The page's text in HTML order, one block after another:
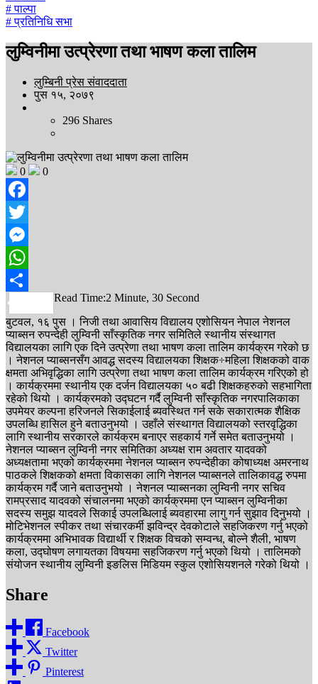
# पाल्पा
# प्रतिनिधि सभा
लुम्विनीमा उत्प्रेरणा तथा भाषण कला तालिम
लुम्बिनी प्रेस संवाददाता
पुस १५, २०७९
296 Shares
0 0
Facebook
Twitter
Messenger
WhatsApp
Share
Read Time:2 Minute, 30 Second
बुटवल, १६ पुस । निजी तथा आवासिय विद्यालय एशोसियन नेपाल नेशनल
प्याब्सन रुपन्देही लुम्विनी साँस्कृतिक नगर समितिले स्थानीय संस्थागत
विद्यालयका लागि एक दिने उत्प्रेणा तथा भाषण कला तालिम कार्यक्रम गरेको छ
। नेशनल प्याब्सनसँग आवद्ध सदस्य विद्यालयका शिक्षक÷महिला शिक्षकको वाक
क्षमता अभिवृद्धिका लागि उत्प्रेणा तथा भाषण कला तालिम कार्यक्रम गरिएको हो
। कार्यक्रममा स्थानीय एक दर्जन विद्यालयका ५० बढी शिक्षकहरुको सहभागिता
रहेको थियो । कार्यक्रमको उद्घटन गर्दै लुम्विनी साँस्कृतिक नगरपालिकाका
उपमेयर कल्पना हरिजनले सिकाईलाई ब्यवस्थित गर्न सके सकारात्मक शैक्षिक
उपलब्धि हासिल हुने बताउनुभयो । उहाँले संस्थागत विद्यालयको स्तरवृद्धिका
लागि स्थानीय सरकारले कार्यक्रम बनाएर सहकार्य गर्ने समेत बताउनुभयो ।
नेशनल प्याब्सन लुम्विनी नगर समितिका अध्यक्ष राम अवतार यादवको
अध्यक्षतामा भएको कार्यक्रममा नेशनल प्याब्सन रुपन्देहीका कोषाध्यक्ष अमरनाथ
पाठकले शिक्षकको क्षमता विकासका लागि नेशनल प्याब्सनले तालिकावद्ध रुपमा
कार्यक्रम गर्दै जाने बताउनुभयो । नेशनल प्याब्सनका लुम्विनी नगर सचिव
रामप्रसाद यादवको संचालनमा भएको कार्यक्रममा एन प्याब्सन लुम्विनीका
सदस्य समुझ यादवले सिकाई उपलब्धिलाई ब्यवहारमा लागु गर्न सुझाव दिनुभयो ।
मोटिभेशनल स्पीकर तथा संचारकर्मी झविन्द्र देवकोटाले सहजिकरण गर्नु भएको
कार्यक्रममा अभिभावक विद्यार्थी र शिक्षक विचको सम्वन्ध, बोल्ने शैली, भाषण
कला, उद्घोषण लगायतका विषयमा सहजिकरण गर्नु भएको थियो । तालिमको
संयोजन स्थानीय लुम्विनी इङलिस मिडियम स्कुल एशोसियशनले गरेको थियो ।
Share
Facebook
Twitter
Pinterest